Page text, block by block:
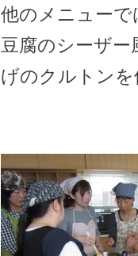
他のメニュー
豆腐のシーザ
げのクルトン